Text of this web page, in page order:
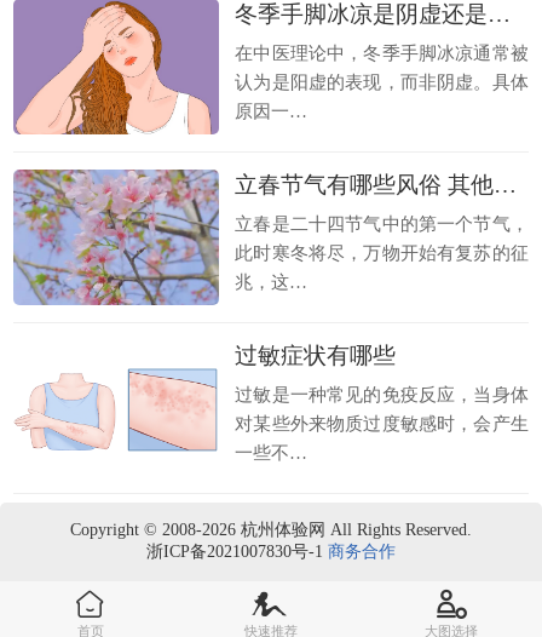
冬季手脚冰凉是阴虚还是阳虚 手脚冰凉的症状
在中医理论中，冬季手脚冰凉通常被
认为是阳虚的表现，而非阴虚。具体
原因一…
立春节气有哪些风俗 其他地区特色风俗
立春是二十四节气中的第一个节气，
此时寒冬将尽，万物开始有复苏的征
兆，这…
过敏症状有哪些
过敏是一种常见的免疫反应，当身体
对某些外来物质过度敏感时，会产生
一些不…
Copyright © 2008-2026 杭州体验网 All Rights Reserved.
浙ICP备2021007830号-1 商务合作
首页 快速推荐 大图选择